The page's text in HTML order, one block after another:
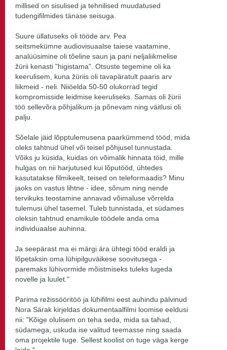
millised on sisulised ja tehnilised muudatused
tudengifilmides tänase seisuga.
Suure üllatuseks oli tööde arv. Pea
seitsmekümne audiovisuaalse taiese vaatamine,
analüüsimine oli tõeline saun ja pani neljaliikmelise
žürii kenasti "higistama". Otsuste tegemine oli ka
keerulisem, kuna žüriis oli tavapäratult paaris arv
liikmeid - neli. Niiöelda 50-50 olukorrad tegid
kompromisside leidmise keeruliseks. Samas oli žürii
töö sellevõra põhjalikum ja põnevam ning väitlusi oli
palju.
Sõelale jäid lõpptulemusena paarkümmend tööd, mida
oleks tahtnud ühel või teisel põhjusel tunnustada.
Võiks ju küsida, kuidas on võimalik hinnata töid, mille
hulgas on nii harjutused kui lõputööd, ühtedes
kasutatakse filmikeelt, teised on teleformaadis? Minu
jaoks on vastus lihtne - idee, sõnum ning nende
tervikuks teostamine annavad võimaluse võrrelda
tulemusi ühel tasemel. Tuleb tunnistada, et südames
oleksin tahtnud enamikule töödele anda oma
individuaalse auhinna.
Ja seepärast ma ei märgi ära ühtegi tööd eraldi ja
lõpetaksin oma lühipilguväikese soovitusega -
paremaks lühivormide mõistmiseks tuleks lugeda
novelle ja luulet."
Parima režissööritöö ja lühifilmi eest auhindu pälvinud
Nora Särak kirjeldas dokumentaalfilmi loomise eeldusi
nii: "Kõige olulisem on teha seda, mida sa tahad,
südamega, uskuda ise valitud teemasse ning saada
oma projektile tuge. Sellest koolist on tuge väga kerge